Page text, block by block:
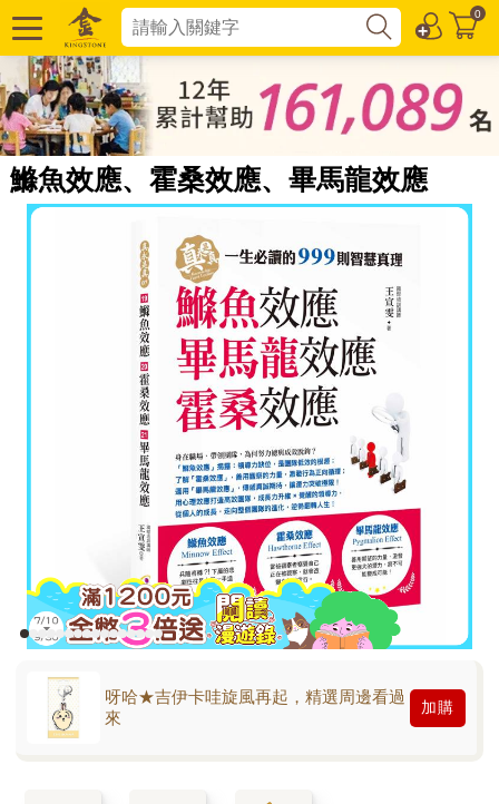
0
鰷魚效應、霍桑效應、畢馬龍效應
呀哈★吉伊卡哇旋風再起，精選周邊看過
來
加購